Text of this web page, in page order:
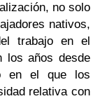
no solo
nativos,
trabajo en el
los años desde
en el que los
relativa con